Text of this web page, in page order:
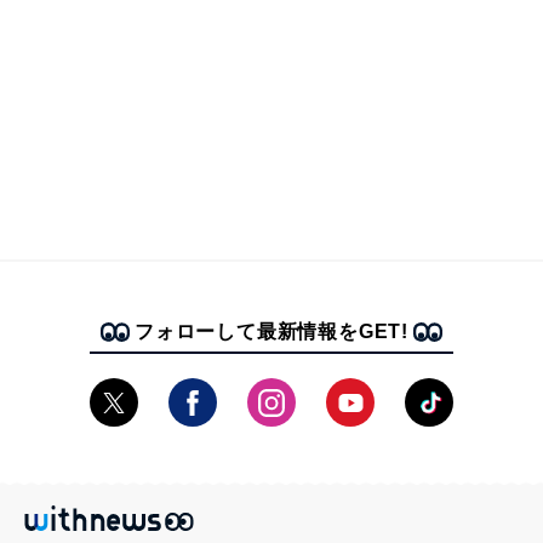
フォローして最新情報をGET!